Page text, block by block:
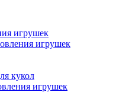
игрушек
игрушек
кукол
игрушек